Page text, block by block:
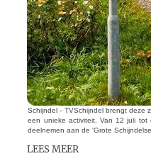
Schijndel - TVSchijndel brengt deze
een unieke activiteit. Van 12 juli
deelnemen aan de 'Grote
LEES MEER